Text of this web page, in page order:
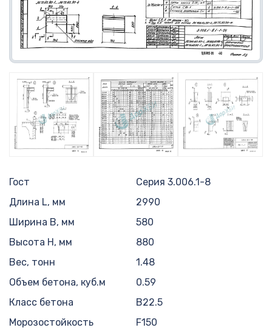
Гост
Серия 3.006.1-8
Длина L, мм
2990
Ширина B, мм
580
Высота H, мм
880
Вес, тонн
1.48
Объем бетона, куб.м
0.59
Класс бетона
В22.5
Морозостойкость
F150